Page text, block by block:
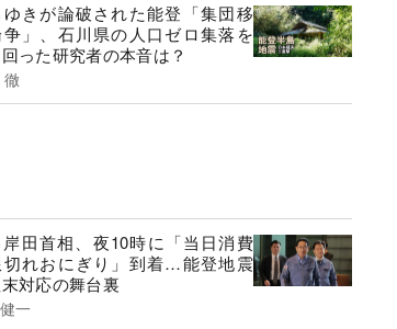
きが論破された能登「集団移
」、石川県の人口ゼロ集落を
った研究者の本音は？
田首相、夜10時に「当日消費
切れおにぎり」到着…能登地震
対応の舞台裏
一